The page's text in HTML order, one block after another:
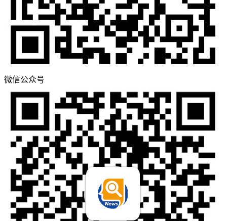
微信公众号